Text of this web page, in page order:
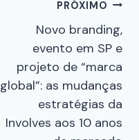
PRÓXIMO
Novo branding,
evento em SP e
projeto de “marca
global”: as mudanças
estratégias da
Involves aos 10 anos